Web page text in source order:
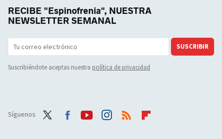
RECIBE "Espinofrenia", NUESTRA
NEWSLETTER SEMANAL
SUSCRIBIR
Suscribiéndote aceptas nuestra política de privacidad
Síguenos